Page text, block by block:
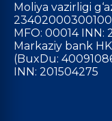
Moliya vazirligi
MFO: 00014 INN:
Markaziy bank
(BuxDu:
INN: 201504275